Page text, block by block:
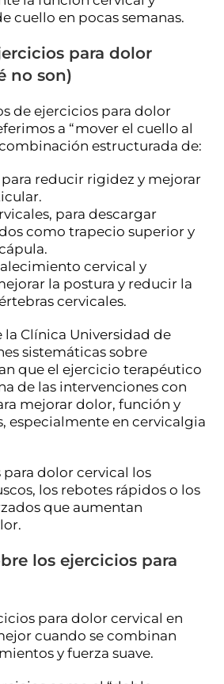
cuello en pocas semanas.
para dolor
no son)
de ejercicios para dolor
a “mover el cuello al
combinación estructurada de:
reducir rigidez y mejorar
para descargar
como trapecio superior y
cervical y
la postura y reducir la
cervicales.
la Clínica Universidad de
sistemáticas sobre
que el ejercicio terapéutico
de las intervenciones con
mejorar dolor, función y
especialmente en cervicalgia
para dolor cervical los
los rebotes rápidos o los
que aumentan
los ejercicios para
para dolor cervical en
cuando se combinan
y fuerza suave.